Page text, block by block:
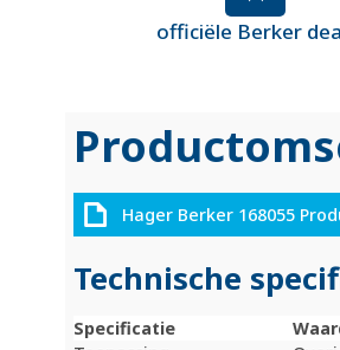
officiële Berker
Hager Berker 168055
Technische
Specificatie